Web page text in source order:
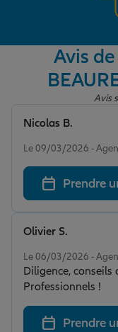
Garantie des
Assurance
Retraite
Tous nos devis
Avis
Avis
Le 09/03/2026 -
Nicolas B.
Prendre
Le 06/03/2026 -
Diligence,
Professionnels !
Olivier S.
Prendre